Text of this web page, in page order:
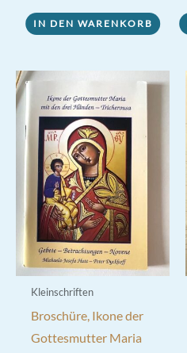
IN DEN WARENKORB
Kleinschriften
Broschüre, Ikone der
Gottesmutter Maria